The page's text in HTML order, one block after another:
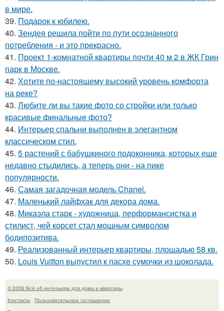
в мире.
39. Подарок к юбилею.
40. Зендея решила пойти по пути осознанного
потребления - и это прекрасно.
41. Проект 1-комнатной квартиры почти 40 м 2 в ЖК Грин
парк в Москве.
42. Хотите по-настоящему высокий уровень комфорта
на реке?
43. Любите ли вы такие фото со стройки или только
красивые финальные фото?
44. Интерьер спальни выполнен в элегантном
классическом стил.
45. 5 растений с бабушкиного подоконника, которых еще
недавно стыдились, а теперь они - на пике
популярности.
46. Самая загадочная модель Chanel.
47. Маленький лайфхак для декора дома.
48. Микаэла старк - художница, перформансистка и
стилист, чей корсет стал мощным символом
бодипозитива.
49. Реализованный интерьер квартиры, площадью 58 кв.
50. Louis Vuitton выпустил к пасхе сумочки из шоколада.
© 2026 Всё об интерьере для дома и квартиры
Контакты
Пользовательское соглашение